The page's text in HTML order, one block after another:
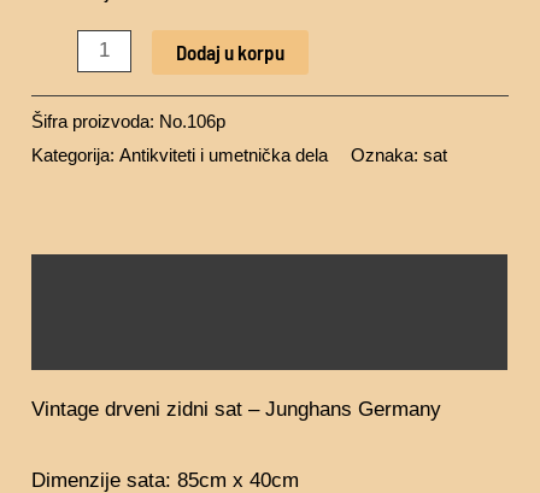
Dodaj u korpu
Šifra proizvoda: No.106p
Kategorija:Antikviteti i umetnička dela Oznaka:sat
Vintage drveni zidni sat – Junghans Germany
Dimenzije sata: 85cm x 40cm